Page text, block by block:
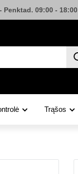
Penktad. 09:00 - 18:00
Trąšos